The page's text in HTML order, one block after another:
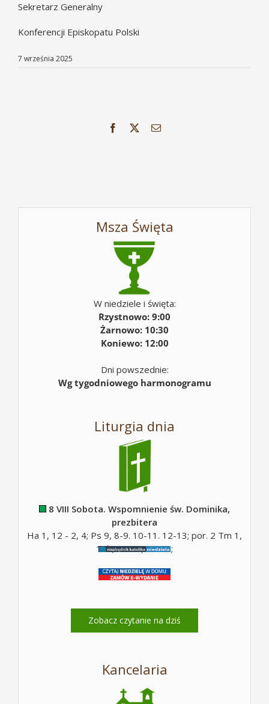
Sekretarz Generalny
Konferencji Episkopatu Polski
7 września 2025
Facebook Email
Msza Święta
W niedziele i święta:
Rzystnowo: 9:00
Żarnowo: 10:30
Koniewo: 12:00
Dni powszednie:
Wg tygodniowego harmonogramu
Liturgia dnia
8 VIII Sobota. Wspomnienie św. Dominika,
prezbitera
Ha 1, 12 - 2, 4; Ps 9, 8-9. 10-11. 12-13; por. 2 Tm 1,
10b; Mt 17, 14-20;
Zobacz czytanie na dziś
Kancelaria